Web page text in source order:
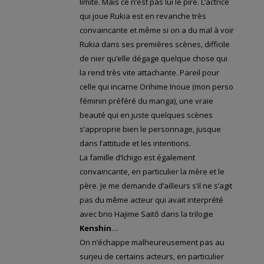
qui joue Rukia est en revanche très
convaincante et même si on a du mal à voir
Rukia dans ses premières scènes, difficile
de nier qu’elle dégage quelque chose qui
la rend très vite attachante. Pareil pour
celle qui incarne Orihime Inoue (mon perso
féminin préféré du manga), une vraie
beauté qui en juste quelques scènes
s’approprie bien le personnage, jusque
dans l’attitude et les intentions.
La famille d’Ichigo est également
convaincante, en particulier la mère et le
père. Je me demande d’ailleurs s’il ne s’agit
pas du même acteur qui avait interprété
avec brio Hajime Saitô dans la trilogie
Kenshin…
On n’échappe malheureusement pas au
surjeu de certains acteurs, en particulier